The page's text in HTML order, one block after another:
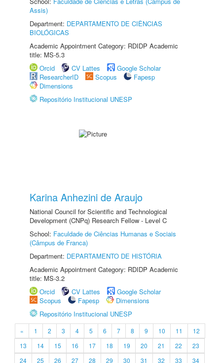
Assis)
Department: DEPARTAMENTO DE CIÊNCIAS
BIOLÓGICAS
Academic Appointment Category: RDIDP Academic
title: MS-5.3
Orcid
CV Lattes
Google Scholar
ResearcherID
Scopus
Fapesp
Dimensions
Repositório Institucional UNESP
Karina Anhezini de Araujo
National Council for Scientific and Technological
Development (CNPq) Research Fellow - Level C
School: Faculdade de Ciências Humanas e Sociais
(Câmpus de Franca)
Department: DEPARTAMENTO DE HISTÓRIA
Academic Appointment Category: RDIDP Academic
title: MS-3.2
Orcid
CV Lattes
Google Scholar
Scopus
Fapesp
Dimensions
Repositório Institucional UNESP
« 1 2 3 4 5 6 7 8 9 10 11
12
13
14 15 16 17 18 19 20 21 22
23
24
25 26 27 28 29 30 31 32 33
34